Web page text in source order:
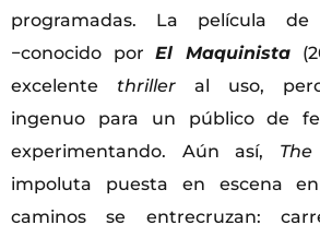
programadas. La película de
−conocido porEl Maquinista
excelente thriller al uso, pero
ingenuo para un público de
experimentando. Aún así,
impoluta puesta en escena
caminos se entrecruzan: